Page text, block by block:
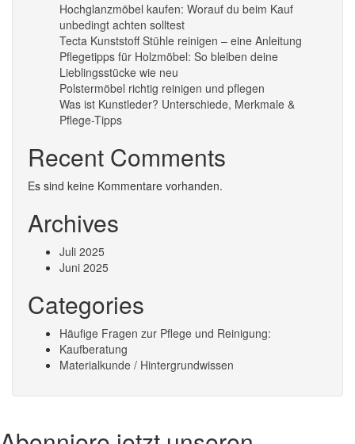
Hochglanzmöbel kaufen: Worauf du beim Kauf
unbedingt achten solltest
Tecta Kunststoff Stühle reinigen – eine Anleitung
Pflegetipps für Holzmöbel: So bleiben deine
Lieblingsstücke wie neu​
Polstermöbel richtig reinigen und pflegen
Was ist Kunstleder? Unterschiede, Merkmale &
Pflege-Tipps
Recent Comments
Es sind keine Kommentare vorhanden.
Archives
Juli 2025
Juni 2025
Categories
Häufige Fragen zur Pflege und Reinigung:
Kaufberatung
Materialkunde / Hintergrundwissen